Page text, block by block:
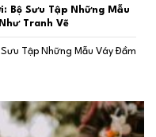
Bộ Sưu Tập Những Mẫu
Tranh Vẽ
Tập Những Mẫu Váy Đầm